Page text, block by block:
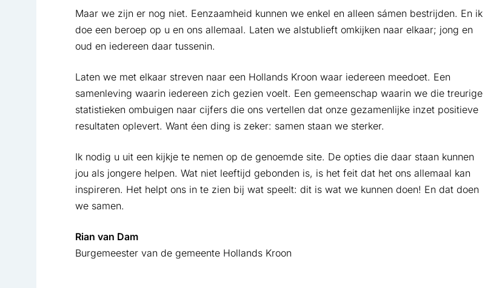
Maar we zijn er nog niet. Eenzaamheid kunnen we enkel en alleen sámen bestrijden. En ik
doe een beroep op u en ons allemaal. Laten we alstublieft omkijken naar elkaar; jong en
oud en iedereen daar tussenin.
Laten we met elkaar streven naar een Hollands Kroon waar iedereen meedoet. Een
samenleving waarin iedereen zich gezien voelt. Een gemeenschap waarin we die treurige
statistieken ombuigen naar cijfers die ons vertellen dat onze gezamenlijke inzet positieve
resultaten oplevert. Want éen ding is zeker: samen staan we sterker.
Ik nodig u uit een kijkje te nemen op de genoemde site. De opties die daar staan kunnen
jou als jongere helpen. Wat niet leeftijd gebonden is, is het feit dat het ons allemaal kan
inspireren. Het helpt ons in te zien bij wat speelt: dit is wat we kunnen doen! En dat doen
we samen.
Rian van Dam
Burgemeester van de gemeente Hollands Kroon